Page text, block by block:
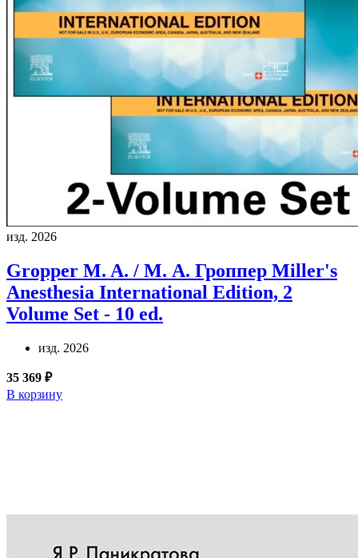
изд. 2026
Gropper M. A. / М. А. Гроппер Miller's
Anesthesia International Edition, 2
Volume Set - 10 ed.
изд. 2026
35 369 ₽
В корзину